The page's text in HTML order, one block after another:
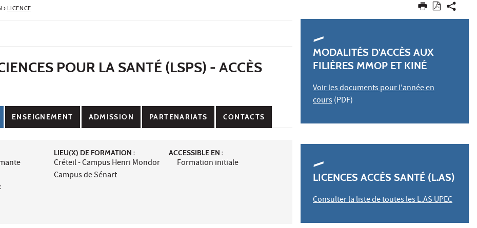
› LICENCE
POUR LA SANTÉ (LSPS) - ACCÈS
ENSEIGNEMENT ADMISSION PARTENARIATS CONTACTS
LIEU(X) DE FORMATION :
Créteil - Campus Henri Mondor
Campus de Sénart
ACCESSIBLE EN :
Formation initiale
MODALITÉS D'ACCÈS AUX
FILIÈRES MMOP ET KINÉ
Voir les documents pour l'année en
cours(PDF)
LICENCES ACCÈS SANTÉ (L.AS)
Consulter la liste de toutes les L.AS UPEC